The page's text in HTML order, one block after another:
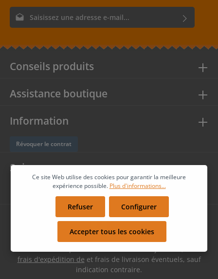
Adresse e-mail*
acceptez nos
conditions générales
Suivez-nous
Conseils produits
Assistance boutique
Information
Révoquer le contrat
frais d'expédition de et frais de livraison éventuels, sauf
indication contraire.
Ce site Web utilise des cookies pour garantir la meilleure
expérience possible. Plus d'informations...
Refuser Configurer
Accepter tous les cookies